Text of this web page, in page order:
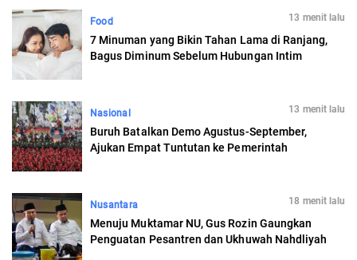
Food 13 menit lalu
7 Minuman yang Bikin Tahan Lama di Ranjang,
Bagus Diminum Sebelum Hubungan Intim
Nasional 13 menit lalu
Buruh Batalkan Demo Agustus-September,
Ajukan Empat Tuntutan ke Pemerintah
Nusantara 18 menit lalu
Menuju Muktamar NU, Gus Rozin Gaungkan
Penguatan Pesantren dan Ukhuwah Nahdliyah